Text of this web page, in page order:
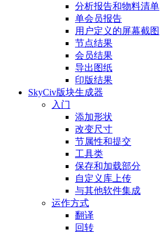
分析报告和物料清单
单会员报告
用户定义的屏幕截图
节点结果
会员结果
导出图纸
印版结果
SkyCiv版块生成器
入门
添加形状
改变尺寸
节属性和提交
工具类
保存和加载部分
自定义库上传
与其他软件集成
运作方式
翻译
回转